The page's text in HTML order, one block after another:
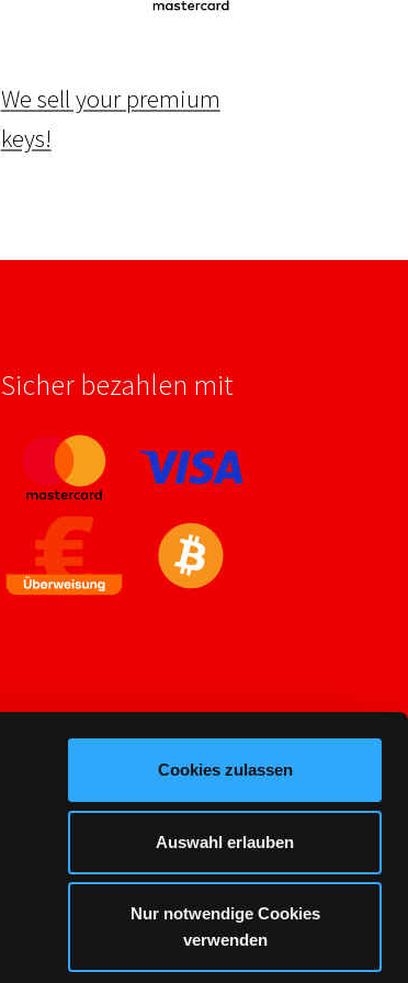
Cookies zulassen
Auswahl erlauben
Nur notwendige Cookies
verwenden
We sell your premium
keys!
Sicher bezahlen mit